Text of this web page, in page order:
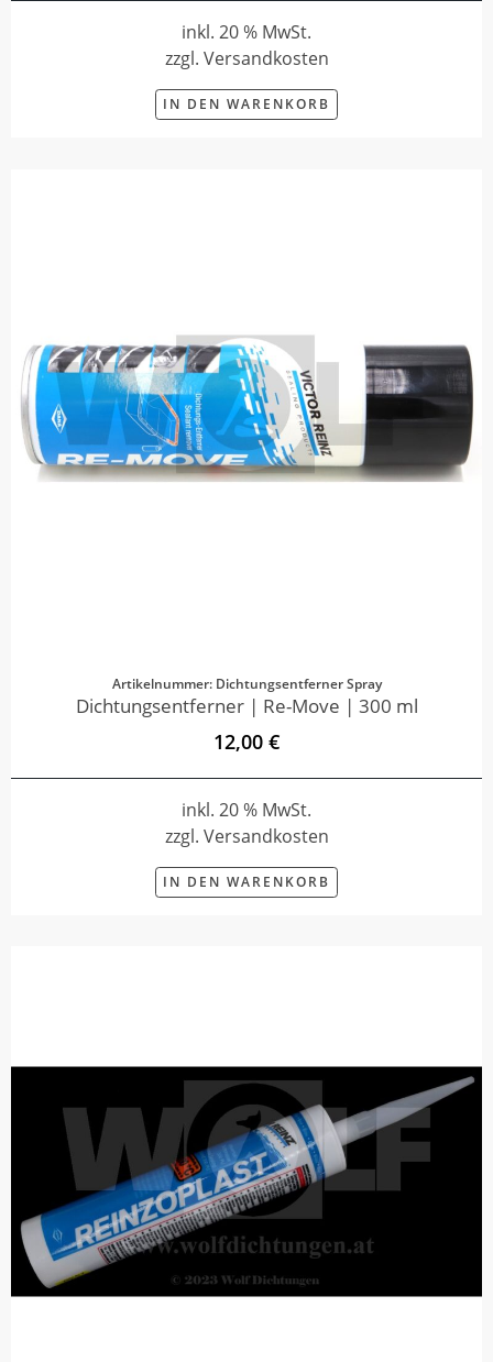
inkl. 20 % MwSt.
zzgl. Versandkosten
IN DEN WARENKORB
Artikelnummer: Dichtungsentferner Spray
Dichtungsentferner | Re-Move | 300 ml
12,00 €
inkl. 20 % MwSt.
zzgl. Versandkosten
IN DEN WARENKORB